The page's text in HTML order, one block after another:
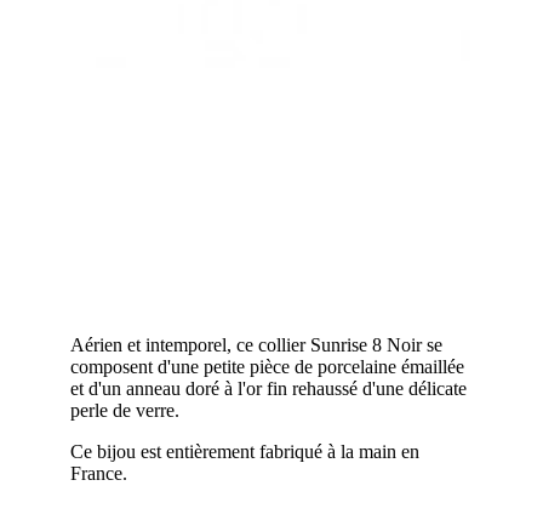
Aérien et intemporel, ce collier Sunrise 8 Noir se
composent d'une petite pièce de porcelaine émaillée
et d'un anneau doré à l'or fin rehaussé d'une délicate
perle de verre.
Ce bijou est entièrement fabriqué à la main en
France.